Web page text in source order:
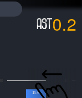
0.2
20
15.6